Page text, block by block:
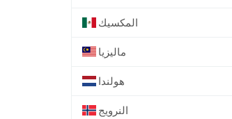
المكسيك
ماليزيا
هولندا
النرويج